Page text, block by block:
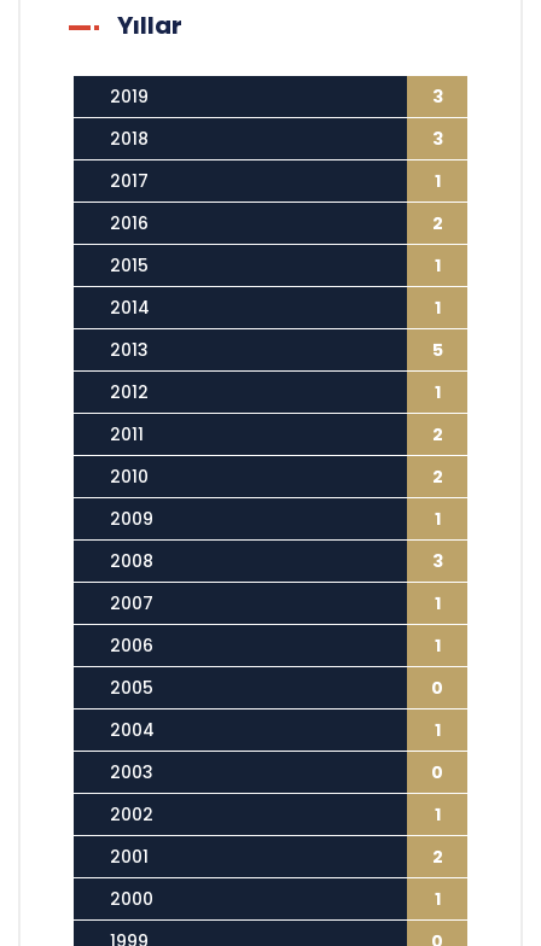
Yıllar
2019
3
2018
3
2017
1
2016
2
2015
1
2014
1
2013
5
2012
1
2011
2
2010
2
2009
1
2008
3
2007
1
2006
1
2005
0
2004
1
2003
0
2002
1
2001
2
2000
1
1999
0